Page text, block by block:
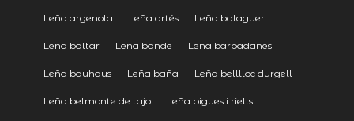
Leña argenola Leña artés Leña balaguer
Leña baltar Leña bande Leña barbadanes
Leña bauhaus Leña baña Leña belllloc durgell
Leña belmonte de tajo Leña bigues i riells